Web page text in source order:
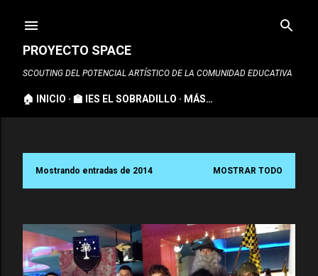
PROYECTO SPACE
SCOUTING DEL POTENCIAL ARTÍSTICO DE LA COMUNIDAD EDUCATIVA
🏠 INICIO 🏫 IES EL SOBRADILLO MÁS…
E
t
r
Mostrando entradas de 2014 MOSTRAR TODO